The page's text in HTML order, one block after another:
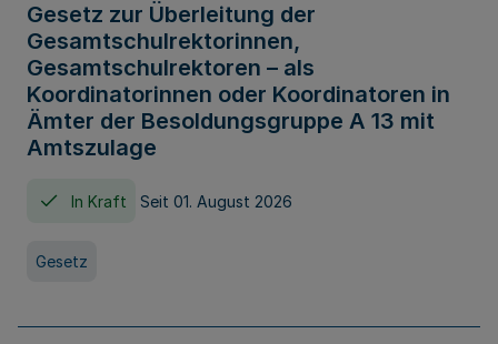
Gesetz zur Überleitung der
Gesamtschulrektorinnen,
Gesamtschulrektoren – als
Koordinatorinnen oder Koordinatoren in
Ämter der Besoldungsgruppe A 13 mit
Amtszulage
In Kraft Seit 01. August 2026
Gesetz